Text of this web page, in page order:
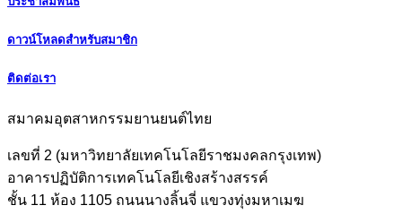
ดาวน์โหลดสำหรับสมาชิก
ติดต่อเรา
สมาคมอุตสาหกรรมยานยนต์ไทย
เลขที่ 2 (มหาวิทยาลัยเทคโนโลยีราชมงคลกรุงเทพ)
อาคารปฏิบัติการเทคโนโลยีเชิงสร้างสรรค์
ชั้น 11 ห้อง 1105 ถนนนางลิ้นจี่ แขวงทุ่งมหาเมฆ